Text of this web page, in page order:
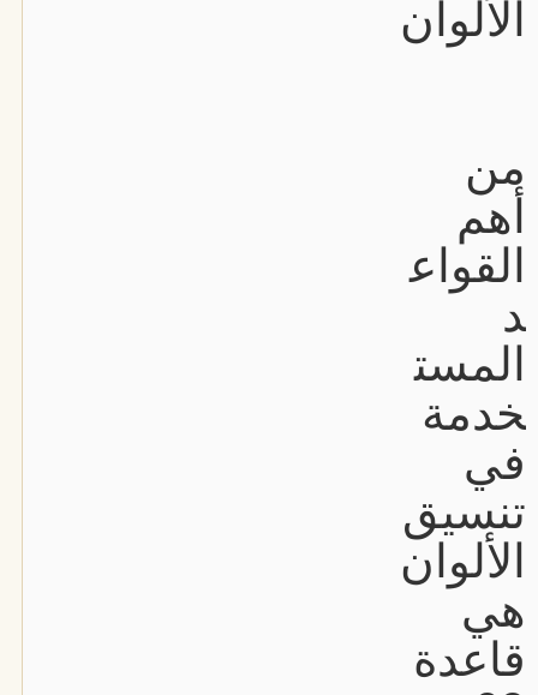
الألوان
من
أهم
القواع
د
المست
خدمة
في
تنسيق
الألوان
هي
قاعدة